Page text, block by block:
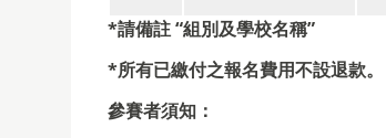
*請備註“組別及學校名稱”
*所有已繳付之報名費用不設退款。
參賽者須知：